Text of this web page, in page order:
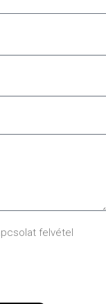
felvétel